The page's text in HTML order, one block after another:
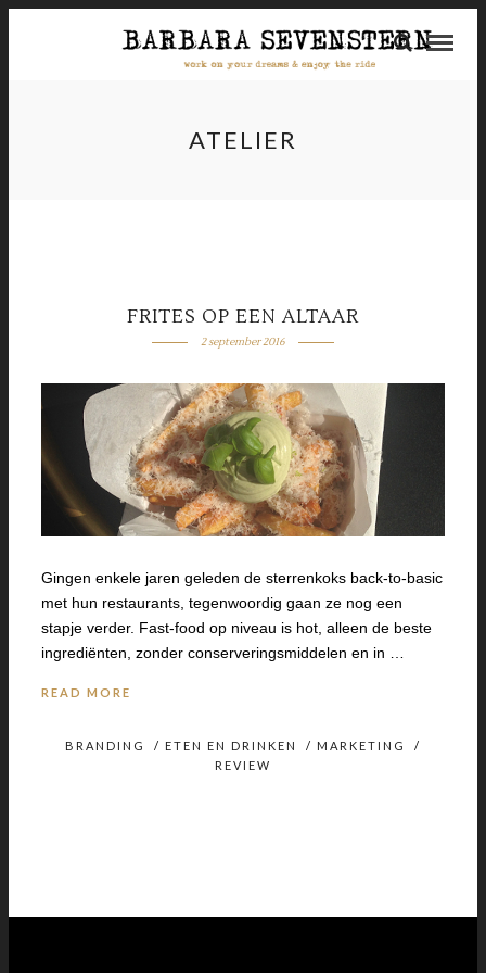
ATELIER
FRITES OP EEN ALTAAR
2 september 2016
Gingen enkele jaren geleden de sterrenkoks back-to-basic
met hun restaurants, tegenwoordig gaan ze nog een
stapje verder. Fast-food op niveau is hot, alleen de beste
ingrediënten, zonder conserveringsmiddelen en in …
READ MORE
BRANDING / ETEN EN DRINKEN / MARKETING
/
REVIEW